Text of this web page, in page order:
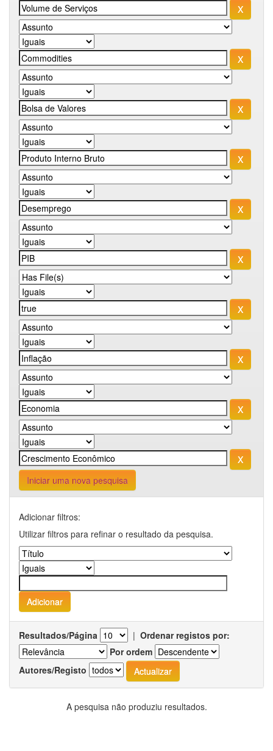
Iniciar uma nova pesquisa
Adicionar filtros:
Utilizar filtros para refinar o resultado da pesquisa.
Resultados/Página | Ordenar registos por:
Por ordem
Autores/Registo
A pesquisa não produziu resultados.